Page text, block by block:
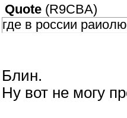
Quote (R9CBA)
где в россии
Блин.
Ну вот не могу